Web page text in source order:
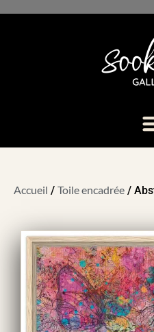
Accueil / Toile encadrée /